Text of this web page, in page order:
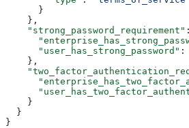
      }
    },
    "strong_password_requirement"
      "user_has_strong_password"
:
    },
    }
  }
}